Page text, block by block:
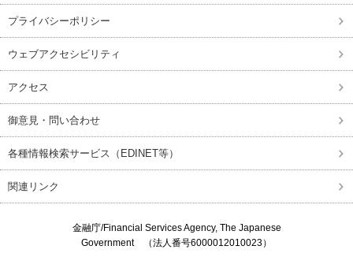
プライバシーポリシー
ウェブアクセシビリティ
アクセス
御意見・問い合わせ
各種情報検索サービス（EDINET等）
関連リンク
金融庁/Financial Services Agency, The Japanese
Government（法人番号6000012010023）